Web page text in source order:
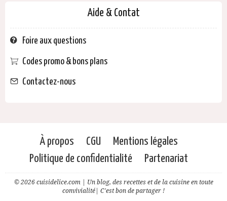
Aide & Contat
Foire aux questions
Codes promo & bons plans
Contactez-nous
À propos CGU
Mentions légales
Politique de confidentialité
Partenariat
© 2026 cuisidelice.com | Un blog, des recettes et de la cuisine en toute
convivialité| C'est bon de partager !